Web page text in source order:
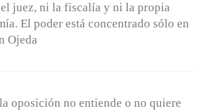
juez, ni la fiscalía y ni la propia
El poder está concentrado sólo en
Ojeda
oposición no entiende o no quiere